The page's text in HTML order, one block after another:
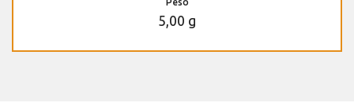
5,00 g